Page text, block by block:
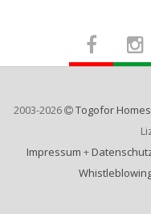
2003-2026 Togofor Homes
Impressum +